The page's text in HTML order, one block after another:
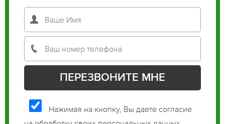
Нажимая на кнопку, Вы даете согласие